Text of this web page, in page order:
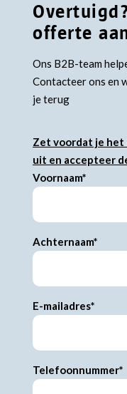
offerte
Ons B2B-team
Contacteer ons en
je terug
Zet voordat je
uit en accepteer
Voornaam*
Achternaam*
E-mailadres*
Telefoonnummer*